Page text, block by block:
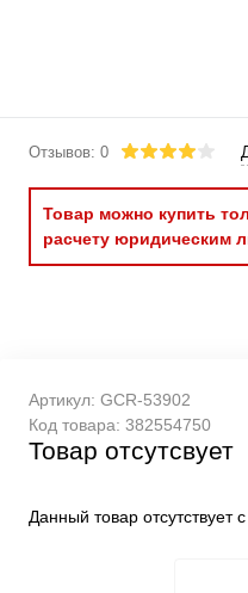
Отзывов: 0
Товар можно купить
расчету юридическим
Артикул: GCR-53902
Код товара: 382554750
Товар отсутсвует
Данный товар отсутствует